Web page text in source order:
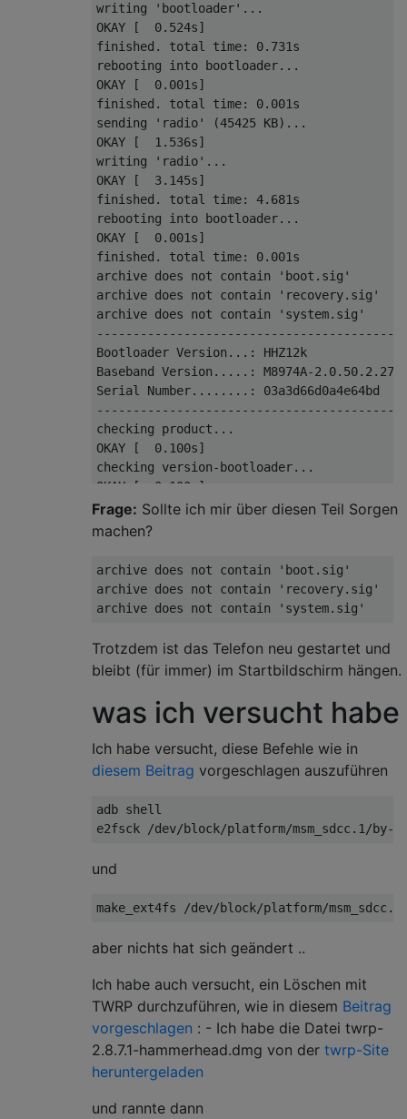
writing 'bootloader'...
OKAY [  0.524s]
finished. total time: 0.731s
rebooting into bootloader...
OKAY [  0.001s]
finished. total time: 0.001s
sending 'radio' (45425 KB)...
OKAY [  1.536s]
writing 'radio'...
OKAY [  3.145s]
finished. total time: 4.681s
rebooting into bootloader...
OKAY [  0.001s]
finished. total time: 0.001s
archive does not contain 'boot.sig'
archive does not contain 'recovery.sig'
archive does not contain 'system.sig'
Bootloader Version...: HHZ12k
Baseband Version.....: M8974A-2.0.50.2.27
Serial Number........: 03a3d66d0a4e64bd
checking product...
OKAY [  0.100s]
checking version-bootloader...
OKAY [  0.100s]
checking version-baseband...
OKAY [  0.100s]
OKAY [  0.500s]
writing 'boot'...
OKAY [  0.798s]
sending 'recovery' (10016 KB)...
writing 'recovery'...
OKAY [  0.850s]
OKAY [ 32.164s]
OKAY [ 70.421s]
erasing 'userdata'...
erasing 'cache'...
OKAY [  0.630s]
Frage: Sollte ich mir über diesen Teil Sorgen
machen?
archive does not contain 'boot.sig'
archive does not contain 'recovery.sig'
Trotzdem ist das Telefon neu gestartet und
bleibt (für immer) im Startbildschirm hängen.
was ich versucht habe
Ich habe versucht, diese Befehle wie in
diesem Beitrag vorgeschlagen auszuführen
adb shell
und
aber nichts hat sich geändert ..
Ich habe auch versucht, ein Löschen mit
TWRP durchzuführen, wie in diesem Beitrag
vorgeschlagen : - Ich habe die Datei twrp-
2.8.7.1-hammerhead.dmg von der twrp-Site
heruntergeladen
und rannte dann